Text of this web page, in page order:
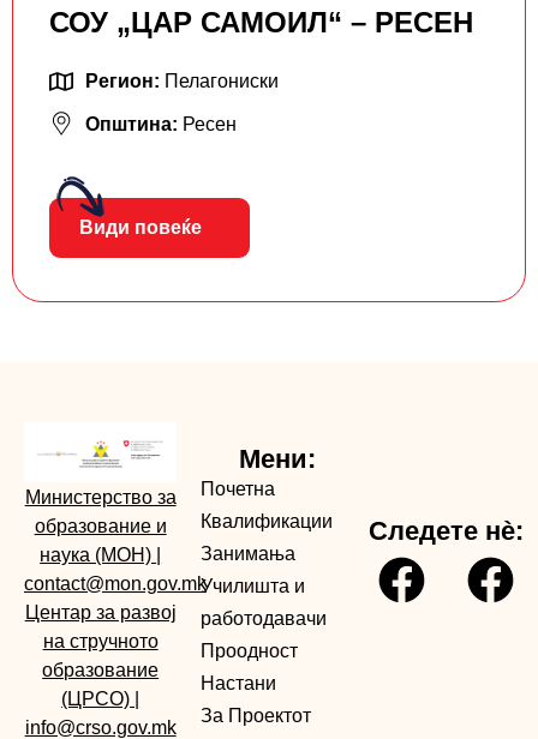
СОУ „ЦАР САМОИЛ“ – РЕСЕН
Регион: Пелагониски
Општина: Ресен
Види повеќе
Министерство за
образование и
наука (МОН)
contact@mon.gov.mk
Центар за развој
на стручното
образование
(ЦРСО)
info@crso.gov.mk
Мени:
Почетна
Квалификации
Занимања
Училишта и
работодавачи
Проодност
Настани
За Проектот
Следете нè: